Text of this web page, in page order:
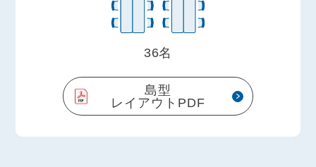
36名
島型
レイアウトPDF